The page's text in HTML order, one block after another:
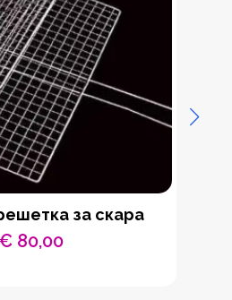
за скара
€ 80,00